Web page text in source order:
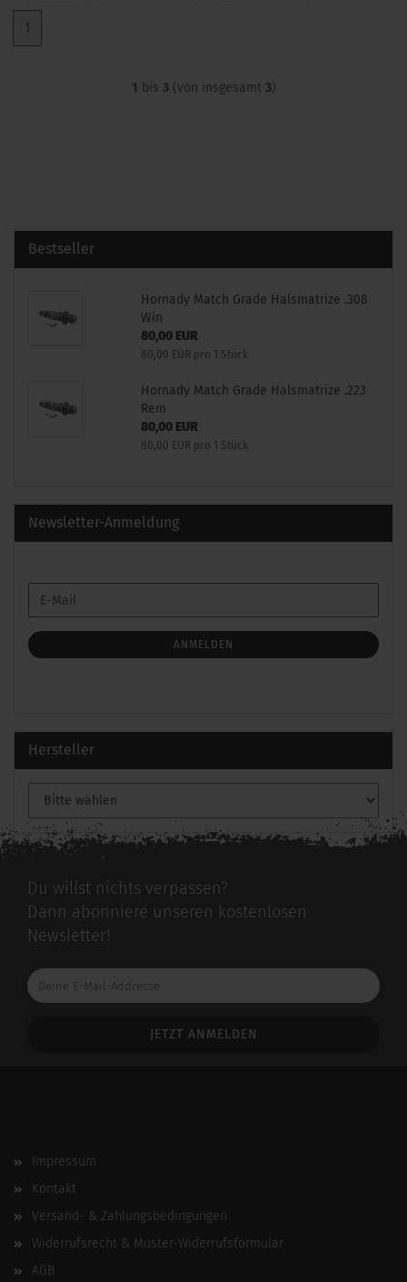
1
1 bis 3(von insgesamt 3)
Bestseller
Hornady Match Grade Halsmatrize .308
Win
80,00 EUR
80,00 EUR pro 1 Stück
Hornady Match Grade Halsmatrize .223
Rem
80,00 EUR
80,00 EUR pro 1 Stück
Newsletter-Anmeldung
ZUR
ANMELDUNG
E-
Mail
ANMELDEN
Hersteller
Du willst nichts verpassen?
Dann abonniere unseren kostenlosen
Newsletter!
Deine
E-
Impressum
Kontakt
Versand- & Zahlungsbedingungen
Widerrufsrecht & Muster-Widerrufsformular
AGB